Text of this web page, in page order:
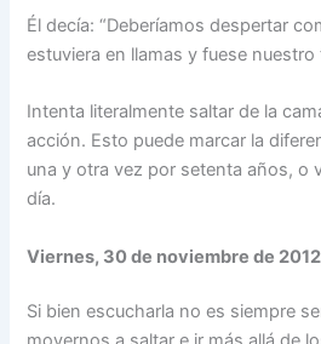
Él decía: “Deberíamos despertar
estuviera en llamas y fuese nuestro
Intenta literalmente saltar de la
acción. Esto puede marcar la
una y otra vez por setenta años, o
día.
Viernes, 30 de noviembre de 2012
Si bien escucharla no es siempre